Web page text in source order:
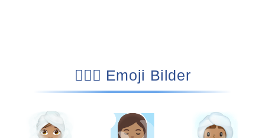
🧖🏽‍♀️ Emoji Bilder